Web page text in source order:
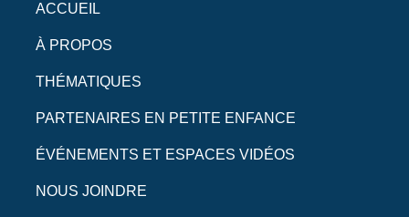
ACCUEIL
À PROPOS
THÉMATIQUES
PARTENAIRES EN PETITE ENFANCE
ÉVÉNEMENTS ET ESPACES VIDÉOS
NOUS JOINDRE